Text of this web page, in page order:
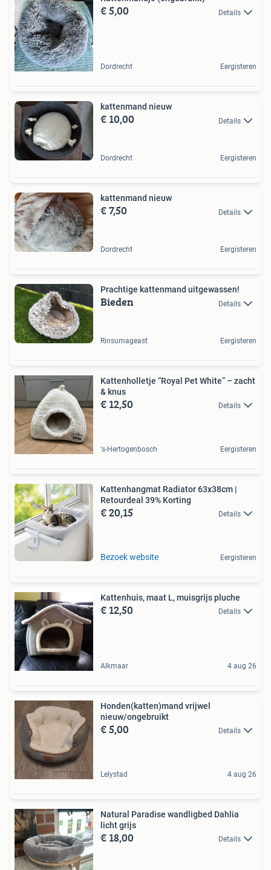
€ 5,00 Details
Dordrecht Eergisteren
kattenmand nieuw
€ 10,00 Details
Dordrecht Eergisteren
kattenmand nieuw
€ 7,50 Details
Dordrecht Eergisteren
Prachtige kattenmand uitgewassen!
Bieden Details
Rinsumageast Eergisteren
Kattenholletje “Royal Pet White” – zacht
& knus
€ 12,50 Details
's-Hertogenbosch Eergisteren
Kattenhangmat Radiator 63x38cm |
Retourdeal 39% Korting
€ 20,15 Details
Bezoek website Eergisteren
Kattenhuis, maat L, muisgrijs pluche
€ 12,50 Details
Alkmaar 4 aug 26
Honden(katten)mand vrijwel
nieuw/ongebruikt
€ 5,00 Details
Lelystad 4 aug 26
Natural Paradise wandligbed Dahlia
licht grijs
€ 18,00 Details